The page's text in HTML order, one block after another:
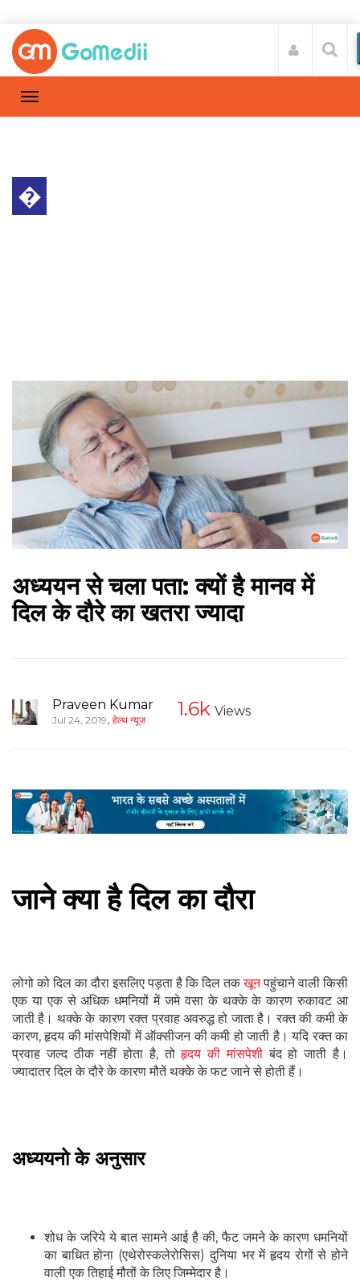
�
अध्ययन से चला पता: क्यों है मानव में
दिल के दौरे का खतरा ज्यादा
Praveen Kumar
Jul 24, 2019, हेल्थ न्यूज़ 1.6k Views
जाने क्या है दिल का दौरा
लोगो को दिल का दौरा इसलिए पड़ता है कि दिल तकखूनपहुंचाने वाली किसी
एक या एक से अधिक धमनियों में जमे वसा के थक्के के कारण रुकावट आ
जाती है। थक्के के कारण रक्त प्रवाह अवरुद्ध हो जाता है। रक्त की कमी के
कारण, हृदय की मांसपेशियों में ऑक्सीजन की कमी हो जाती है। यदि रक्त का
प्रवाह जल्द ठीक नहीं होता है, तोहृदय की मांसपेशीबंद हो जाती है।
ज्यादातर दिल के दौरे के कारण मौतें थक्के के फट जाने से होती हैं।
अध्ययनो के अनुसार
शोध के जरिये ये बात सामने आई है की, फैट जमने के कारण धमनियों
का बाधित होना (एथेरोस्कलेरोसिस) दुनिया भर में हृदय रोगों से होने
वाली एक तिहाई मौतों के लिए जिम्मेदार है।